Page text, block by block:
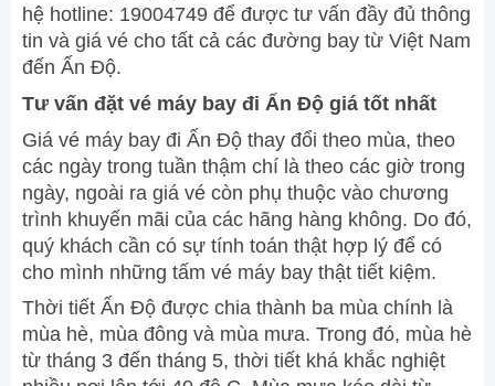
hệ hotline: 19004749 để được tư vấn đầy đủ thông
tin và giá vé cho tất cả các đường bay từ Việt Nam
đến Ấn Độ.
Tư vấn đặt vé máy bay đi Ấn Độ giá tốt nhất
Giá vé máy bay đi Ấn Độ thay đổi theo mùa, theo
các ngày trong tuần thậm chí là theo các giờ trong
ngày, ngoài ra giá vé còn phụ thuộc vào chương
trình khuyến mãi của các hãng hàng không. Do đó,
quý khách cần có sự tính toán thật hợp lý để có
cho mình những tấm vé máy bay thật tiết kiệm.
Thời tiết Ấn Độ được chia thành ba mùa chính là
mùa hè, mùa đông và mùa mưa. Trong đó, mùa hè
từ tháng 3 đến tháng 5, thời tiết khá khắc nghiệt